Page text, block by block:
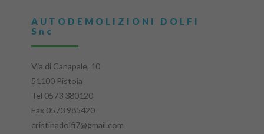
AUTODEMOLIZIONI DOLFI
Snc
Via di Canapale, 10
51100 Pistoia
Tel 0573 380120
Fax 0573 985420
cristinadolfi7@gmail.com